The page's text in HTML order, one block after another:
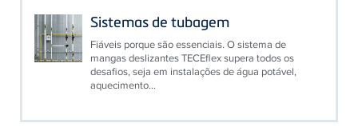
Sistemas de tubagem
Fiáveis ​​porque são essenciais. O sistema de
mangas deslizantes TECEflex supera todos os
desafios, seja em instalações de água potável,
aquecimento...